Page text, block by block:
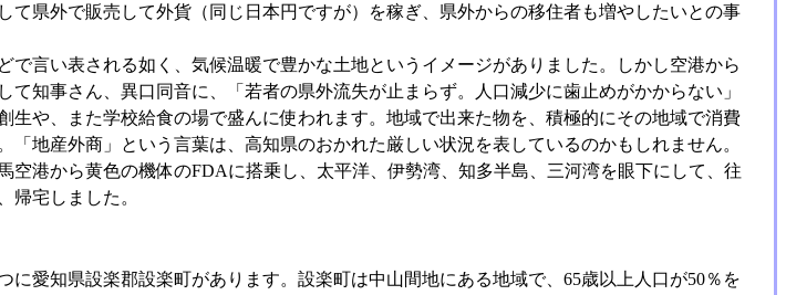
て県外で販売して外貨（同じ日本円ですが）を稼ぎ、県外からの移住者も増やしたいとの事
言い表される如く、気候温暖で豊かな土地というイメージがありました。しかし空港から
知事さん、異口同音に、「若者の県外流失が止まらず。人口減少に歯止めがかからない」
生や、また学校給食の場で盛んに使われます。地域で出来た物を、積極的にその地域で消費
地産外商」という言葉は、高知県のおかれた厳しい状況を表しているのかもしれません。
空港から黄色の機体のFDAに搭乗し、太平洋、伊勢湾、知多半島、三河湾を眼下にして、往
帰宅しました。
愛知県設楽郡設楽町があります。設楽町は中山間地にある地域で、65歳以上人口が50％を